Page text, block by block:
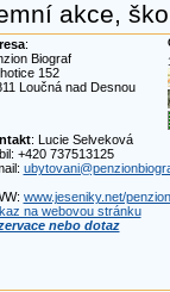
akce,
:
Biograf
152
Loučná nad Desnou
: Lucie Selveková
+420 737513125
www.jeseniky.net/
na webovou stránku
nebo dotaz